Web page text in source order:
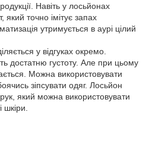
Навіть у лосьйонах
точно імітує запах
утримується в аурі цілий
у відгуках окремо.
достатню густоту. Але при цьому
Можна використовувати
зіпсувати одяг. Лосьйон
який можна використовувати
шкіри.